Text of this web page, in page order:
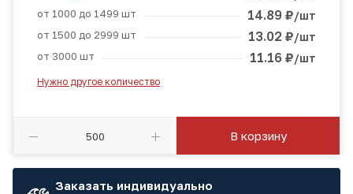
от 1000 до 1499 шт 14.89 ₽/шт
от 1500 до 2999 шт 13.02 ₽/шт
от 3000 шт 11.16 ₽/шт
Нужно другое количество
В корзину
Заказать индивидуально